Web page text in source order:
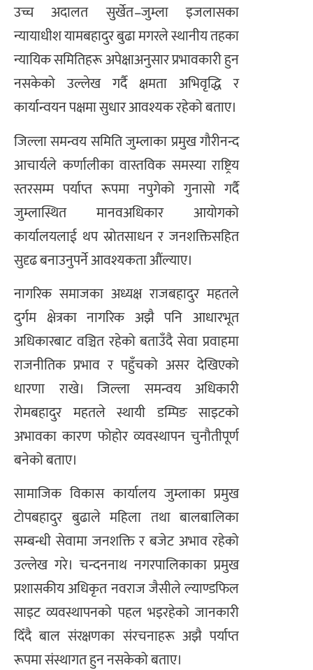
उच्च अदालत सुर्खेत–जुम्ला इजलासका
न्यायाधीश यामबहादुर बुढा मगरले स्थानीय तहका
न्यायिक समितिहरू अपेक्षाअनुसार प्रभावकारी हुन
नसकेको उल्लेख गर्दै क्षमता अभिवृद्धि र
कार्यान्वयन पक्षमा सुधार आवश्यक रहेको बताए।
जिल्ला समन्वय समिति जुम्लाका प्रमुख गौरीनन्द
आचार्यले कर्णालीका वास्तविक समस्या राष्ट्रिय
स्तरसम्म पर्याप्त रूपमा नपुगेको गुनासो गर्दै
जुम्लास्थित मानवअधिकार आयोगको
कार्यालयलाई थप स्रोतसाधन र जनशक्तिसहित
सुदृढ बनाउनुपर्ने आवश्यकता औंल्याए।
नागरिक समाजका अध्यक्ष राजबहादुर महतले
दुर्गम क्षेत्रका नागरिक अझै पनि आधारभूत
अधिकारबाट वञ्चित रहेको बताउँदै सेवा प्रवाहमा
राजनीतिक प्रभाव र पहुँचको असर देखिएको
धारणा राखे। जिल्ला समन्वय अधिकारी
रोमबहादुर महतले स्थायी डम्पिङ साइटको
अभावका कारण फोहोर व्यवस्थापन चुनौतीपूर्ण
बनेको बताए।
सामाजिक विकास कार्यालय जुम्लाका प्रमुख
टोपबहादुर बुढाले महिला तथा बालबालिका
सम्बन्धी सेवामा जनशक्ति र बजेट अभाव रहेको
उल्लेख गरे। चन्दननाथ नगरपालिकाका प्रमुख
प्रशासकीय अधिकृत नवराज जैसीले ल्याण्डफिल
साइट व्यवस्थापनको पहल भइरहेको जानकारी
दिँदै बाल संरक्षणका संरचनाहरू अझै पर्याप्त
रूपमा संस्थागत हुन नसकेको बताए।